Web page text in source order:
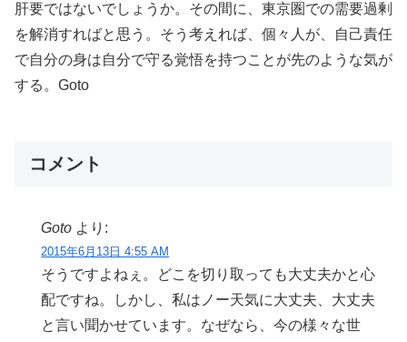
肝要ではないでしょうか。その間に、東京圏での需要過剰
を解消すればと思う。そう考えれば、個々人が、自己責任
で自分の身は自分で守る覚悟を持つことが先のような気が
する。Goto
コメント
Goto より:
2015年6月13日 4:55 AM
そうですよねぇ。どこを切り取っても大丈夫かと心
配ですね。しかし、私はノー天気に大丈夫、大丈夫
と言い聞かせています。なぜなら、今の様々な世